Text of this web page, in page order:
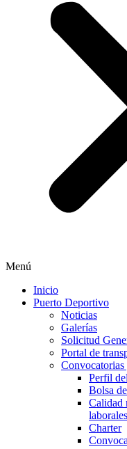
Menú
Inicio
Puerto Deportivo
Noticias
Galerías
Solicitud
Portal de
Convocatorias
Perfil
Bolsa
Calidad
laborales
Charter